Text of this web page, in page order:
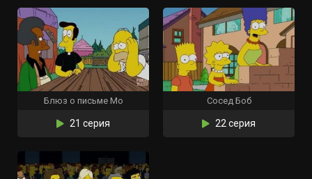
Блюз о письме Мо
21 серия
Сосед Боб
22 серия